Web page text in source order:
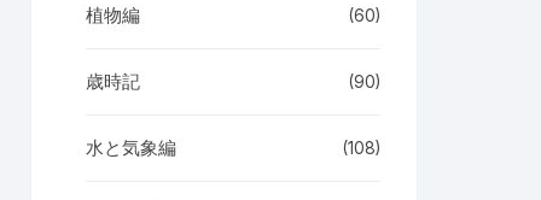
植物編 (60)
歳時記 (90)
水と気象編 (108)